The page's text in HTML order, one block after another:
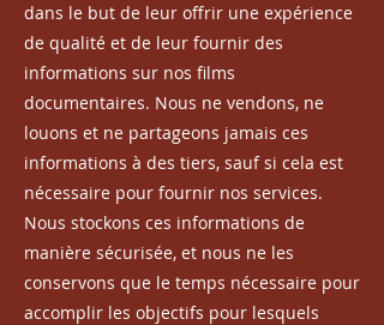
dans le but de leur offrir une expérience
de qualité et de leur fournir des
informations sur nos films
documentaires. Nous ne vendons, ne
louons et ne partageons jamais ces
informations à des tiers, sauf si cela est
nécessaire pour fournir nos services.
Nous stockons ces informations de
manière sécurisée, et nous ne les
conservons que le temps nécessaire pour
accomplir les objectifs pour lesquels